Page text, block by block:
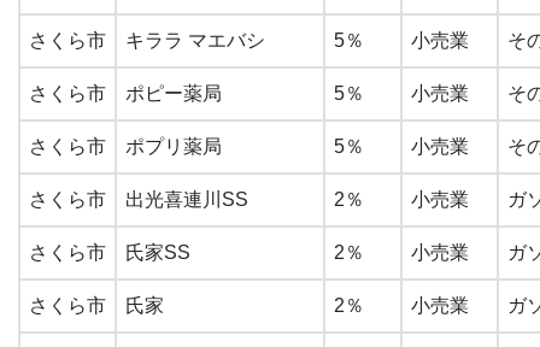
さくら市 キララ マエバシ 5％ 小売業 そ
さくら市 ポピー薬局 5％ 小売業 そ
さくら市 ポプリ薬局 5％ 小売業 そ
さくら市 出光喜連川SS 2％ 小売業 ガ
さくら市 氏家SS 2％ 小売業 ガ
さくら市 氏家 2％ 小売業 ガ